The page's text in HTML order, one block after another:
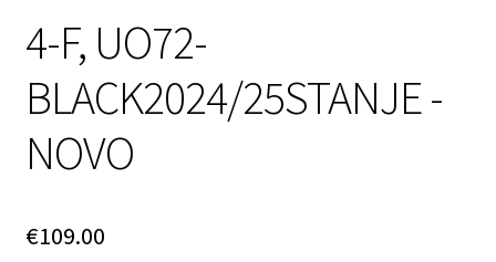
4-F, UO72-
BLACK2024/25STANJE -
NOVO
€109.00